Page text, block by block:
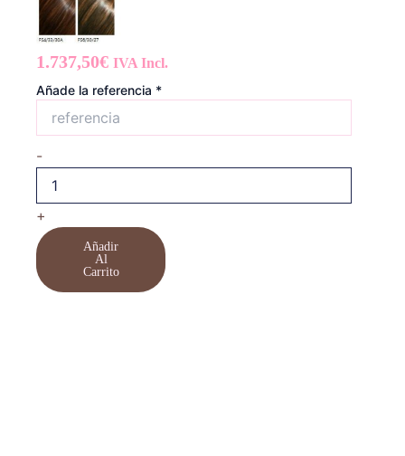
1.737,50€ IVA Incl.
Añade la referencia *
-
Jennifer
+
Añadir
Al
Carrito